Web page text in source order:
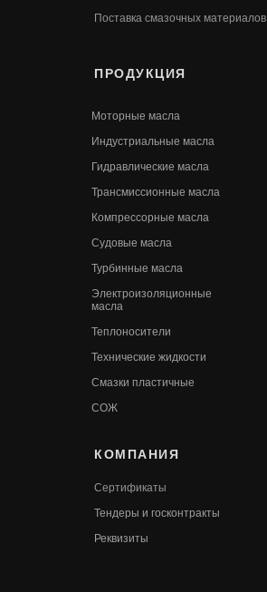
Поставка смазочных материалов
ПРОДУКЦИЯ
КОМПАНИЯ
Моторные масла
Индустриальные масла
Гидравлические масла
Трансмиссионные масла
Компрессорные масла
Судовые масла
Турбинные масла
Электроизоляционные
масла
Теплоносители
Технические жидкости
Смазки пластичные
СОЖ
Сертификаты
Тендеры и госконтракты
Реквизиты